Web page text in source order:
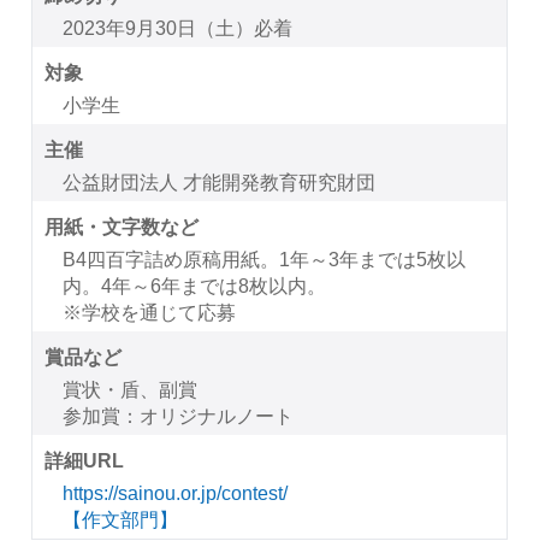
2023年9月30日（土）必着
対象
小学生
主催
公益財団法人 才能開発教育研究財団
用紙・文字数など
B4四百字詰め原稿用紙。1年～3年までは5枚以
内。4年～6年までは8枚以内。
※学校を通じて応募
賞品など
賞状・盾、副賞
参加賞：オリジナルノート
詳細URL
https://sainou.or.jp/contest/
【作文部門】